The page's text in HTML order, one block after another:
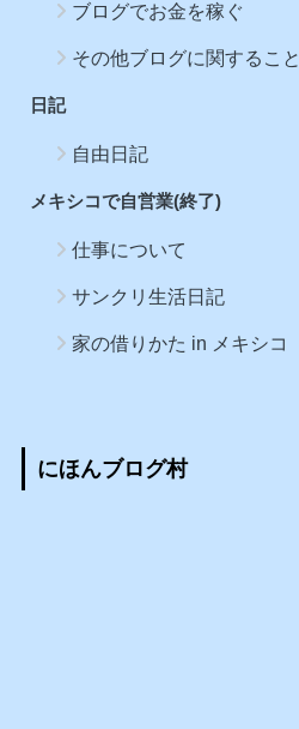
ブログでお金を稼ぐ
その他ブログに関すること
日記
自由日記
メキシコで自営業(終了)
仕事について
サンクリ生活日記
家の借りかた in メキシコ
にほんブログ村